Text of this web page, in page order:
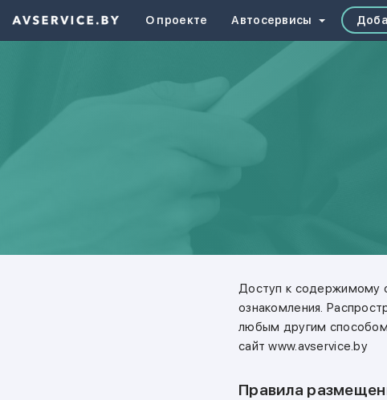
О проекте Автосервисы
Доступ к содержимому
ознакомления.
любым другим способом
сайт www.avservice.by
Правила